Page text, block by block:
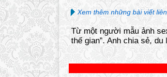
Xem thêm những bài viết
Từ một người mẫu ảnh
thế gian”. Anh chia sẻ,